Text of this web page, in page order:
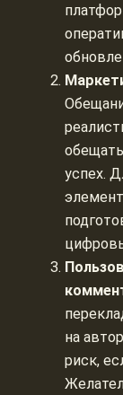
успех.
на
риск,